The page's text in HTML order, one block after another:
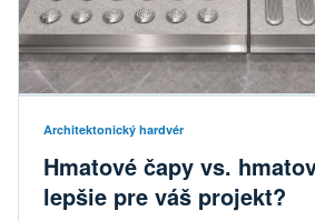
Architektonický hardvér
Hmatové čapy vs.
lepšie pre váš projekt?